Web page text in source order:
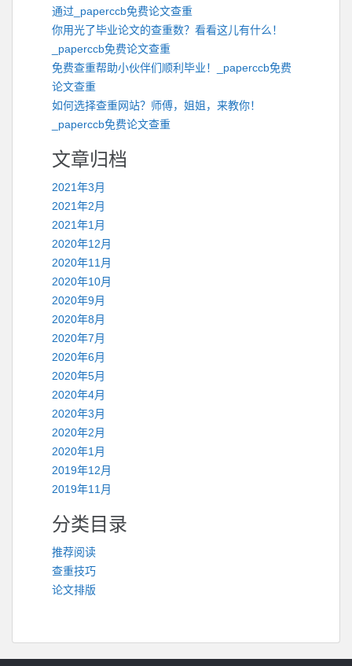
通过_paperccb免费论文查重
你用光了毕业论文的查重数？看看这儿有什么！
_paperccb免费论文查重
免费查重帮助小伙伴们顺利毕业！_paperccb免费
论文查重
如何选择查重网站？师傅，姐姐，来教你！
_paperccb免费论文查重
文章归档
2021年3月
2021年2月
2021年1月
2020年12月
2020年11月
2020年10月
2020年9月
2020年8月
2020年7月
2020年6月
2020年5月
2020年4月
2020年3月
2020年2月
2020年1月
2019年12月
2019年11月
分类目录
推荐阅读
查重技巧
论文排版